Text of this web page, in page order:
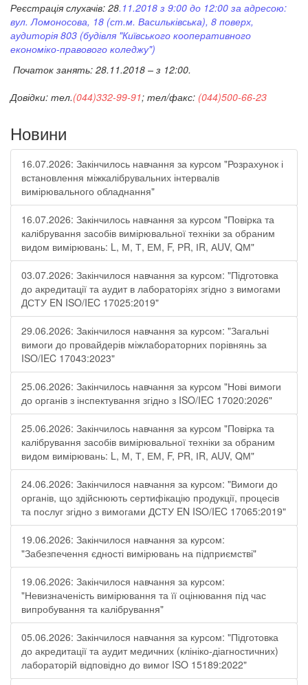
Реєстрація слухачів: 28.11.2018 з 9:00 до 12:00 за адресою:
вул. Ломоносова, 18 (ст.м. Васильківська), 8 поверх,
аудиторія 803 (будівля "Київського кооперативного
економіко-правового коледжу")
Початок занять: 28.11.2018 – з 12:00.
Довідки: тел.(044)332-99-91; тел/факс: (044)500-66-23
Новини
16.07.2026: Закінчилось навчання за курсом "Розрахунок і
встановлення міжкалібрувальних інтервалів
вимірювального обладнання"
16.07.2026: Закінчилось навчання за курсом "Повірка та
калібрування засобів вимірювальної техніки за обраним
видом вимірювань: L, М, Т, ЕМ, F, РR, ІR, АUV, QМ"
03.07.2026: Закінчилося навчання за курсом: "Підготовка
до акредитації та аудит в лабораторіях згідно з вимогами
ДСТУ EN ISO/IEC 17025:2019"
29.06.2026: Закінчилося навчання за курсом: "Загальні
вимоги до провайдерів міжлабораторних порівнянь за
ISO/IEC 17043:2023"
25.06.2026: Закінчилось навчання за курсом "Нові вимоги
до органів з інспектування згідно з ISO/IEC 17020:2026"
25.06.2026: Закінчилось навчання за курсом "Повірка та
калібрування засобів вимірювальної техніки за обраним
видом вимірювань: L, М, Т, ЕМ, F, РR, ІR, АUV, QМ"
24.06.2026: Закінчилося навчання за курсом: "Вимоги до
органів, що здійснюють сертифікацію продукції, процесів
та послуг згідно з вимогами ДСТУ EN ISO/IEC 17065:2019"
19.06.2026: Закінчилося навчання за курсом:
"Забезпечення єдності вимірювань на підприємстві"
19.06.2026: Закінчилося навчання за курсом:
"Невизначеність вимірювання та її оцінювання під час
випробування та калібрування"
05.06.2026: Закінчилося навчання за курсом: "Підготовка
до акредитації та аудит медичних (клініко-діагностичних)
лабораторій відповідно до вимог ISO 15189:2022"